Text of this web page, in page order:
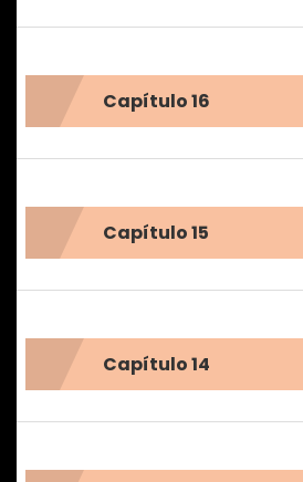
Capítulo 16
Capítulo 15
Capítulo 14